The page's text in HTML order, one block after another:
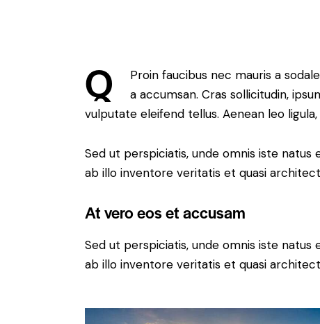
Q
Proin faucibus nec mauris a
a accumsan. Cras sollicitudin,
vulputate eleifend tellus. Aenean leo
Sed ut perspiciatis, unde omnis iste
ab illo inventore veritatis et quasi
At vero eos et accusam
Sed ut perspiciatis, unde omnis iste
ab illo inventore veritatis et quasi